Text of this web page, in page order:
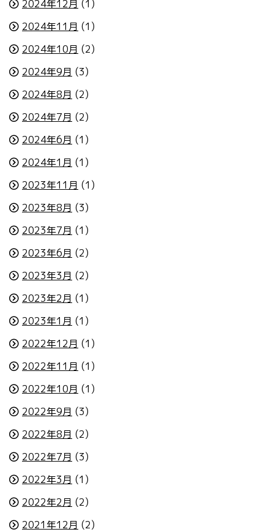
2024年12月 (1)
2024年11月 (1)
2024年10月 (2)
2024年9月 (3)
2024年8月 (2)
2024年7月 (2)
2024年6月 (1)
2024年1月 (1)
2023年11月 (1)
2023年8月 (3)
2023年7月 (1)
2023年6月 (2)
2023年3月 (2)
2023年2月 (1)
2023年1月 (1)
2022年12月 (1)
2022年11月 (1)
2022年10月 (1)
2022年9月 (3)
2022年8月 (2)
2022年7月 (3)
2022年3月 (1)
2022年2月 (2)
2021年12月 (2)